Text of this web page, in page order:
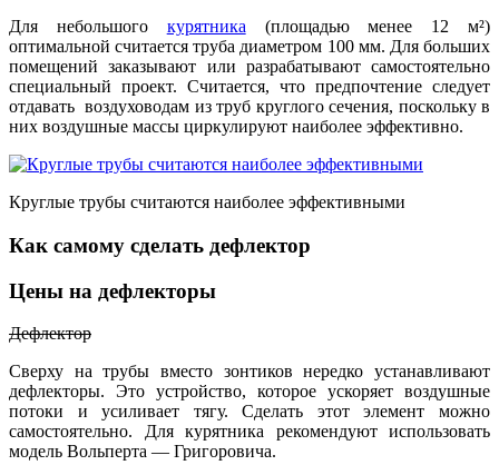
Для небольшого курятника (площадью менее 12 м²)
оптимальной считается труба диаметром 100 мм. Для больших
помещений заказывают или разрабатывают самостоятельно
специальный проект. Считается, что предпочтение следует
отдавать воздуховодам из труб круглого сечения, поскольку в
них воздушные массы циркулируют наиболее эффективно.
Круглые трубы считаются наиболее эффективными
Как самому сделать дефлектор
Цены на дефлекторы
Дефлектор
Сверху на трубы вместо зонтиков нередко устанавливают
дефлекторы. Это устройство, которое ускоряет воздушные
потоки и усиливает тягу. Сделать этот элемент можно
самостоятельно. Для курятника рекомендуют использовать
модель Вольперта — Григоровича.